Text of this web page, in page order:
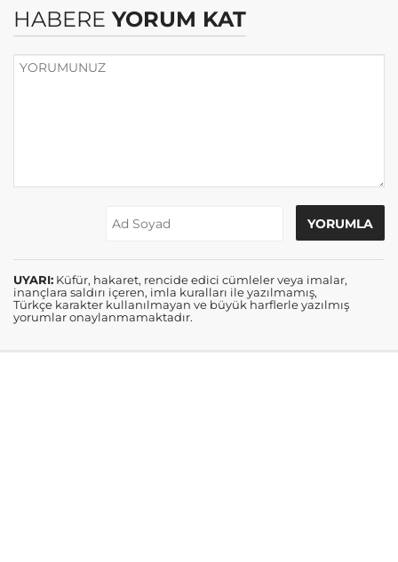
HABERE YORUM KAT
UYARI: Küfür, hakaret, rencide edici cümleler veya imalar,
inançlara saldırı içeren, imla kuralları ile yazılmamış,
Türkçe karakter kullanılmayan ve büyük harflerle yazılmış
yorumlar onaylanmamaktadır.